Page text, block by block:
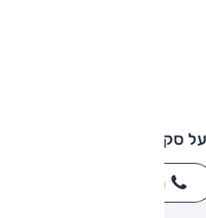
סקודה יטי?
חייגו